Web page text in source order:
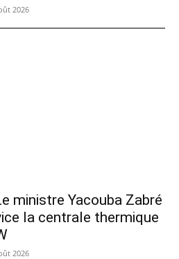
2026
ministre Yacouba Zabré
la centrale thermique
2026